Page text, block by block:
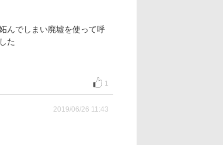
んでしまい廃墟を使って呼
た
1
2019/06/26 11:43